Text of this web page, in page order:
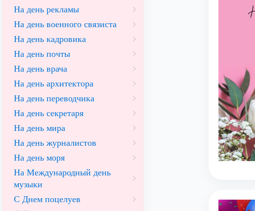
На день рекламы
На день военного связиста
На день кадровика
На день почты
На день врача
На день архитектора
На день переводчика
На день секретаря
На день мира
На день журналистов
На день моря
На Международный день
музыки
С Днем поцелуев